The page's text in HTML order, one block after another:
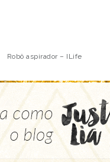
Robô aspirador – Multilaser